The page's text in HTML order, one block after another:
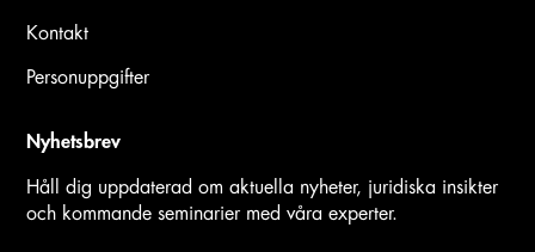
Kontakt
Personuppgifter
Nyhetsbrev
Håll dig uppdaterad om aktuella nyheter, juridiska insikter
och kommande seminarier med våra experter.